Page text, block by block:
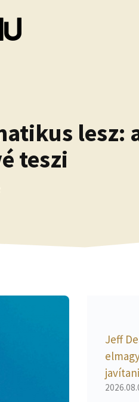
lesz:
teszi
Jeff